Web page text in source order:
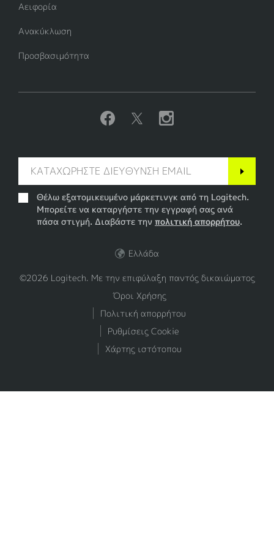
Αειφορία
Ανακύκλωση
Προσβασιμότητα
Θέλω εξατομικευμένο μάρκετινγκ από τη Logitech.
Μπορείτε να καταργήστε την εγγραφή σας ανά
πάσα στιγμή. Διαβάστε την πολιτική απορρήτου.
©2026 Logitech. Με την επιφύλαξη παντός δικαιώματος
Όροι Χρήσης
Πολιτική απορρήτου
Ρυθμίσεις Cookie
Χάρτης ιστότοπου
Ελλάδα